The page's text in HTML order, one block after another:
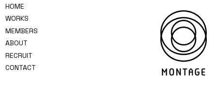
HOME
WORKS
MEMBERS
ABOUT
RECRUIT
CONTACT